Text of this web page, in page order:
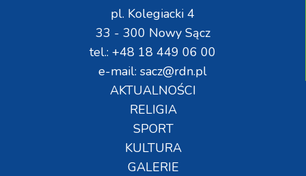
pl. Kolegiacki 4
33 - 300 Nowy Sącz
tel.: +48 18 449 06 00
e-mail: sacz@rdn.pl
AKTUALNOŚCI
RELIGIA
SPORT
KULTURA
GALERIE